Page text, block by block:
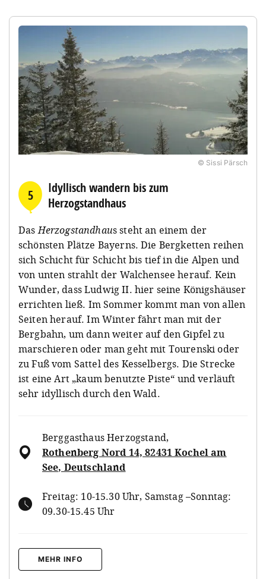
© Sissi Pärsch
5
Idyllisch wandern bis zum
Herzogstandhaus
DasHerzogstandhaus steht an einem der
schönsten Plätze Bayerns. Die Bergketten reihen
sich Schicht für Schicht bis tief in die Alpen und
von unten strahlt der Walchensee herauf. Kein
Wunder, dass Ludwig II. hier seine Königshäuser
errichten ließ. Im Sommer kommt man von allen
Seiten herauf. Im Winter fährt man mit der
Bergbahn, um dann weiter auf den Gipfel zu
marschieren oder man geht mit Tourenski oder
zu Fuß vom Sattel des Kesselbergs. Die Strecke
ist eine Art „kaum benutzte Piste“ und verläuft
sehr idyllisch durch den Wald.
Berggasthaus Herzogstand,
Rothenberg Nord 14, 82431 Kochel am
See, Deutschland
Freitag: 10-15.30 Uhr, Samstag –Sonntag:
09.30-15.45 Uhr
MEHR INFO